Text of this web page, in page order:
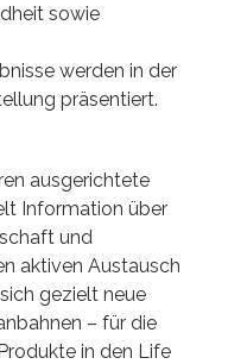
sowie
werden in der
präsentiert.
ausgerichtete
Information über
und
aktiven Austausch
gezielt neue
– für die
in den Life